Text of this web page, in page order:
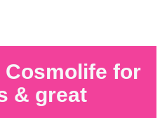
Cosmolife for
& great